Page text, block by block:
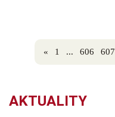
« 1 ... 606 607
AKTUALITY